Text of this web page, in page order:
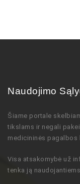
Naudojimo
Šiame portale
tikslams ir negali
medicininės pagalbos
Visa atsakomybė už
tenka ją